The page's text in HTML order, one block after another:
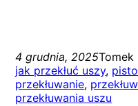
4 grudnia, 2025Tomek
jak przekłuć uszy,
przekłuwanie,
przekłuwania uszu